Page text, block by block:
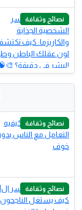
نصائح وثقافة
نصائح وثقافة
نصائح وثقافة